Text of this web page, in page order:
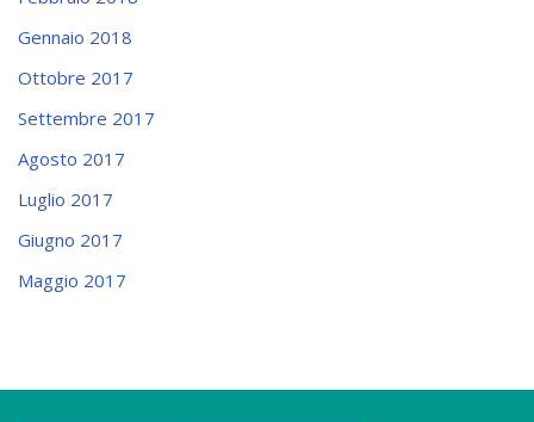
Gennaio 2018
Ottobre 2017
Settembre 2017
Agosto 2017
Luglio 2017
Giugno 2017
Maggio 2017